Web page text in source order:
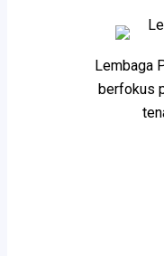
Lembaga
berfokus